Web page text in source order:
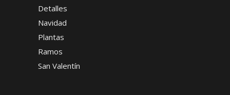
Detalles
Navidad
Plantas
Ramos
San Valentín